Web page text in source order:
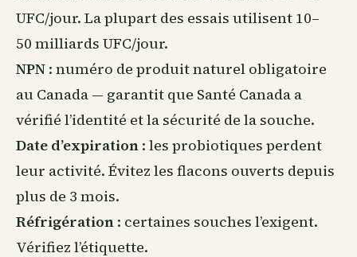
UFC/jour. La plupart des essais utilisent 10–
50 milliards UFC/jour.
NPN : numéro de produit naturel obligatoire
au Canada — garantit que Santé Canada a
vérifié l’identité et la sécurité de la souche.
Date d’expiration : les probiotiques perdent
leur activité. Évitez les flacons ouverts depuis
plus de 3 mois.
Réfrigération : certaines souches l’exigent.
Vérifiez l’étiquette.